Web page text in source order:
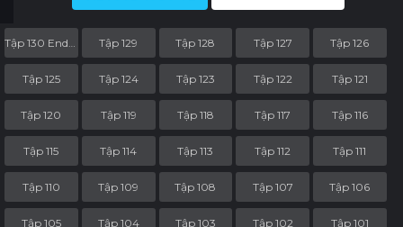
Tập 129 Tập 128 Tập 127 Tập 126
Tập 125 Tập 124 Tập 123 Tập 122 Tập 121
Tập 120 Tập 119 Tập 118 Tập 117 Tập 116
Tập 115 Tập 114 Tập 113 Tập 112 Tập 111
Tập 110 Tập 109 Tập 108 Tập 107 Tập 106
Tập 105 Tập 104 Tập 103 Tập 102 Tập 101